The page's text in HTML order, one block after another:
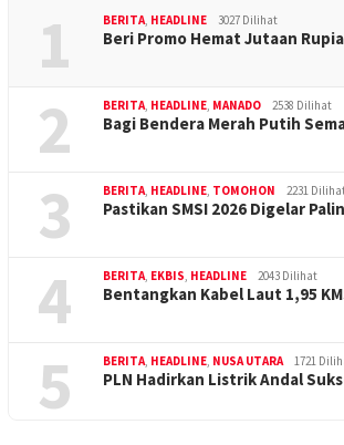
1 BERITA HEADLINE 3027 Dilihat
Beri Promo Hemat Jutaan
2 BERITA HEADLINE MANADO 2538 Dilihat
Bagi Bendera Merah Putih
3 BERITA HEADLINE TOMOHON 2231
Pastikan SMSI 2026 Digelar
4 BERITA EKBIS HEADLINE 2043 Dilihat
Bentangkan Kabel Laut 1,95
5 BERITA HEADLINE NUSA UTARA 1721
PLN Hadirkan Listrik Andal